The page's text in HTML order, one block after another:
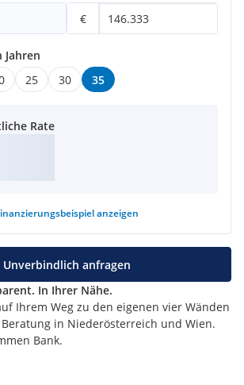
€
25 30 35
Rate
anzeigen
In Ihrer Nähe.
Ihrem Weg zu den eigenen vier Wänden
in Niederösterreich und Wien.
Bank.
Unverbindlich anfragen